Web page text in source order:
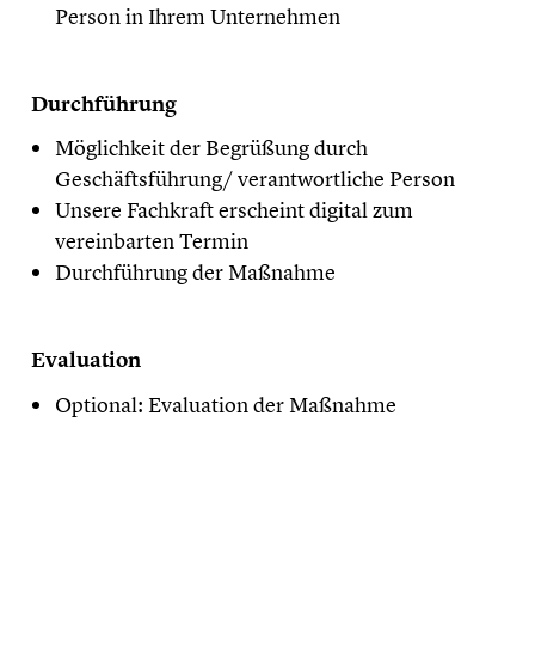
Person in Ihrem Unternehmen
Durchführung
Möglichkeit der Begrüßung durch
Geschäftsführung/ verantwortliche Person
Unsere Fachkraft erscheint digital zum
vereinbarten Termin
Durchführung der Maßnahme
Evaluation
Optional: Evaluation der Maßnahme